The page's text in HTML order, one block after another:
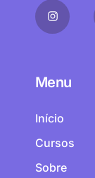
Menu
Início
Cursos
Sobre